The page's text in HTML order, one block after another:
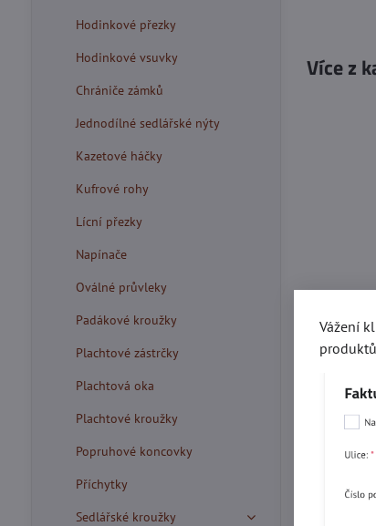
Více z
Hodinkové přezky
Hodinkové vsuvky
Chrániče zámků
Jednodílné sedlářské nýty
Kazetové háčky
Kufrové rohy
Lícní přezky
Napínače
Oválné průvleky
Padákové kroužky
Plachtové zástrčky
Plachtová oka
Plachtové kroužky
Popruhové koncovky
Příchytky
Sedlářské kroužky
Vážení